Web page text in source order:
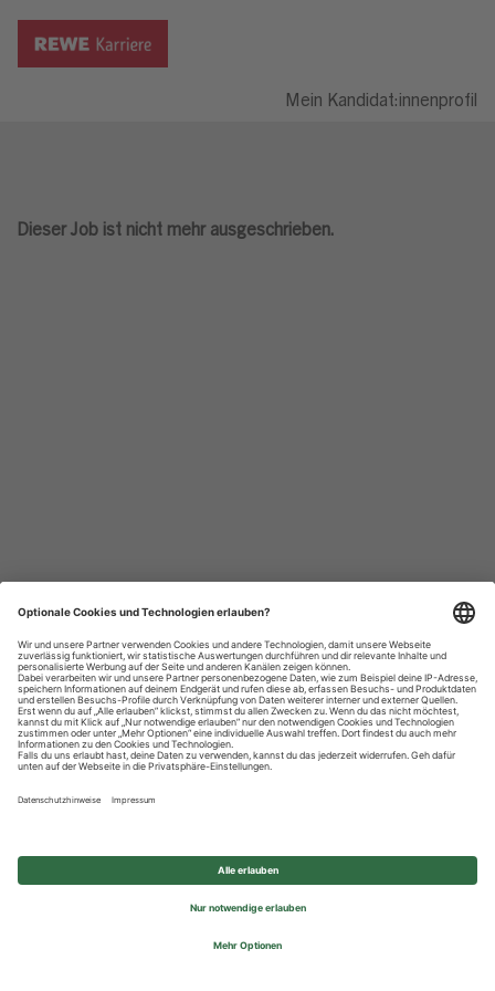
Mein Kandidat:innenprofil
Dieser Job ist nicht mehr ausgeschrieben.
Datenschutzhinweise
Impressum
Privatsphäre-Einstellungen
© 2026 REWE Group - All rights reserved